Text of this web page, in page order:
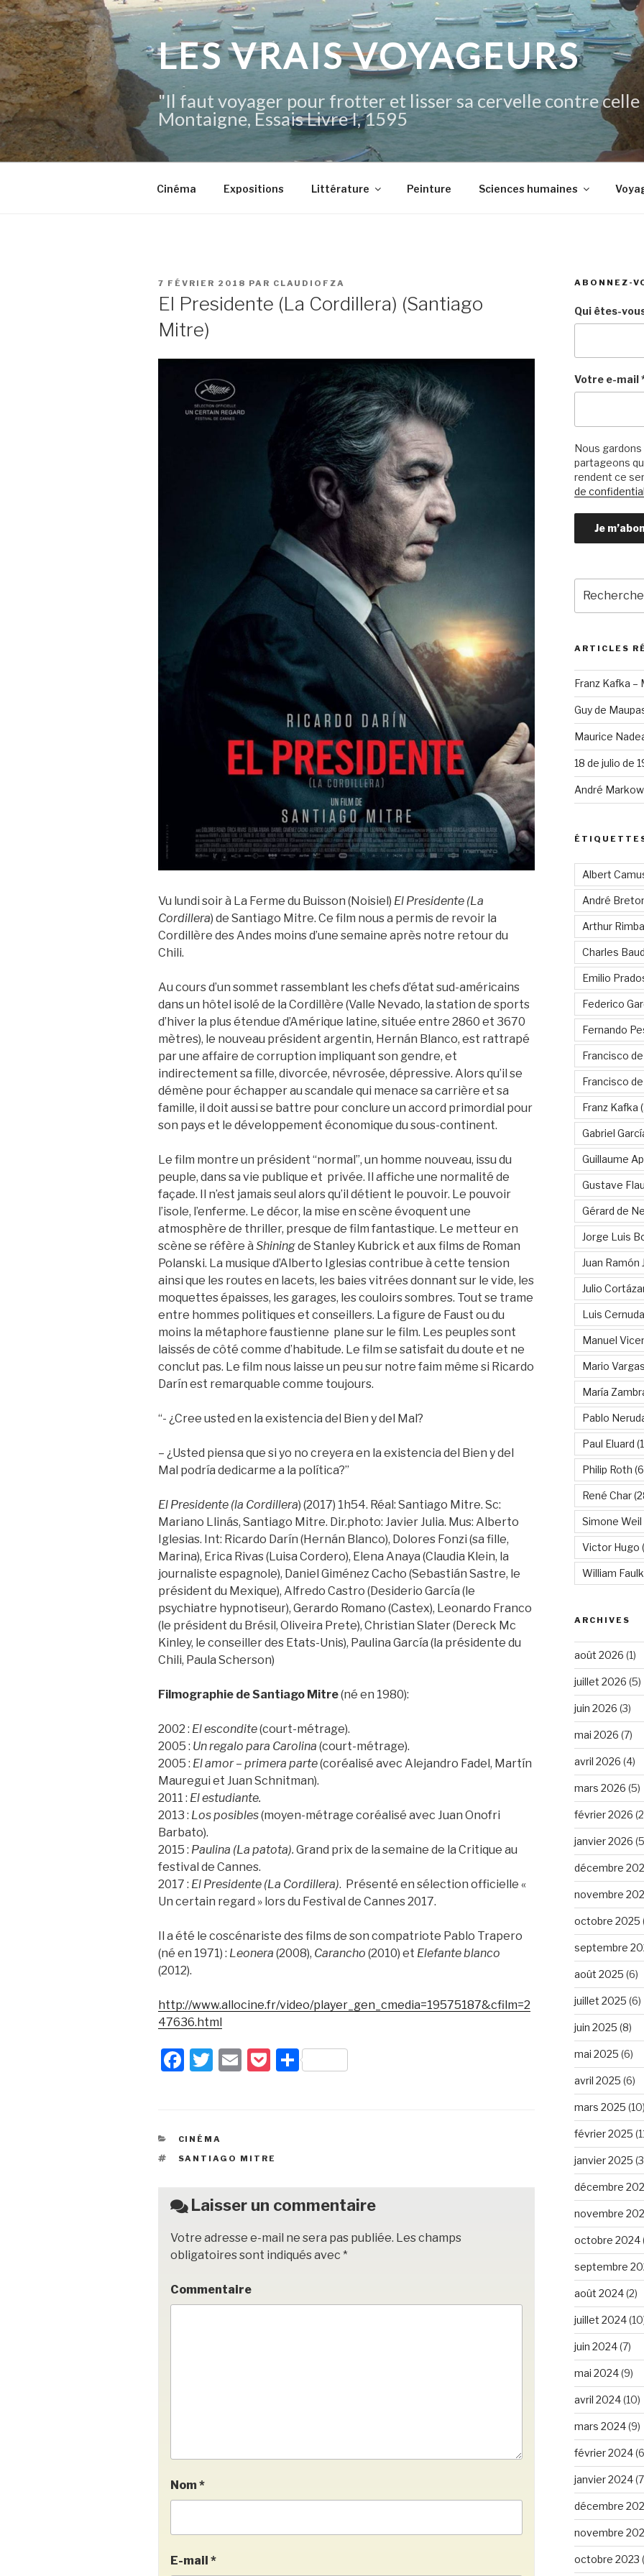
Aller
au
contenu
principal
LES VRAIS VOYAGEURS
"Il faut voyager pour frotter et lisser sa cervelle contre
Montaigne, Essais Livre I, 1595
Cinéma Expositions Littérature Peinture Sciences humaines
PUBLIÉ
7 FÉVRIER 2018 PAR CLAUDIOFZA
El Presidente (La Cordillera) (Santiago
Mitre)
Vu lundi soir à La Ferme du Buisson (Noisiel) El Presidente (La
Cordillera) de Santiago Mitre. Ce film nous a permis de revoir la
Cordillère des Andes moins d’une semaine après notre retour du
Chili.
Au cours d’un sommet rassemblant les chefs d’état sud-américains
dans un hôtel isolé de la Cordillère (Valle Nevado, la station de sports
d’hiver la plus étendue d’Amérique latine, située entre 2860 et 3670
mètres), le nouveau président argentin, Hernán Blanco, est rattrapé
par une affaire de corruption impliquant son gendre, et
indirectement sa fille, divorcée, névrosée, dépressive. Alors qu’il se
démène pour échapper au scandale qui menace sa carrière et sa
famille, il doit aussi se battre pour conclure un accord primordial pour
son pays et le développement économique du sous-continent.
Le film montre un président “normal”, un homme nouveau, issu du
peuple, dans sa vie publique et privée. Il affiche une normalité de
façade. Il n’est jamais seul alors qu’il détient le pouvoir. Le pouvoir
l’isole, l’enferme. Le décor, la mise en scène évoquent une
atmosphère de thriller, presque de film fantastique. Le metteur en
scène se réfère à Shiningde Stanley Kubrick et aux films de Roman
Polanski. La musique d’Alberto Iglesias contribue à cette tension
ainsi que les routes en lacets, les baies vitrées donnant sur le vide, les
moquettes épaisses, les garages, les couloirs sombres. Tout se trame
entre hommes politiques et conseillers. La figure de Faust ou du
moins la métaphore faustienne plane sur le film. Les peuples sont
laissés de côté comme d’habitude. Le film se satisfait du doute et ne
conclut pas. Le film nous laisse un peu sur notre faim même si Ricardo
Darín est remarquable comme toujours.
“- ¿Cree usted en la existencia del Bien y del Mal?
– ¿Usted piensa que si yo no creyera en la existencia del Bien y del
Mal podría dedicarme a la política?”
El Presidente (la Cordillera) (2017) 1h54. Réal: Santiago Mitre. Sc:
Mariano Llinás, Santiago Mitre. Dir.photo: Javier Julia. Mus: Alberto
Iglesias. Int: Ricardo Darín (Hernán Blanco), Dolores Fonzi (sa fille,
Marina), Erica Rivas (Luisa Cordero), Elena Anaya (Claudia Klein, la
journaliste espagnole), Daniel Giménez Cacho (Sebastián Sastre, le
président du Mexique), Alfredo Castro (Desiderio García (le
psychiatre hypnotiseur), Gerardo Romano (Castex), Leonardo Franco
(le président du Brésil, Oliveira Prete), Christian Slater (Dereck Mc
Kinley, le conseiller des Etats-Unis), Paulina García (la présidente du
Chili, Paula Scherson)
Filmographie de Santiago Mitre(né en 1980):
2002 : El escondite(court-métrage).
2005 : Un regalo para Carolina (court-métrage).
2005 : El amor – primera parte(coréalisé avec Alejandro Fadel, Martín
Mauregui et Juan Schnitman).
2011 : El estudiante.
2013 : Los posibles(moyen-métrage coréalisé avec Juan Onofri
Barbato).
2015 : Paulina (La patota). Grand prix de la semaine de la Critique au
festival de Cannes.
2017 : El Presidente (La Cordillera). Présenté en sélection officielle «
Un certain regard » lors du Festival de Cannes 2017.
Il a été le coscénariste des films de son compatriote Pablo Trapero
(né en 1971) : Leonera (2008), Carancho (2010) et Elefante blanco
(2012).
http://www.allocine.fr/video/player_gen_cmedia=19575187&cfilm=2
47636.html
F
e
b
o
k
T
er
E
P
et
P
CATÉGORIES
CINÉMA
ÉTIQUETTES
SANTIAGO MITRE
Laisser un commentaire
Votre adresse e-mail ne sera pas publiée. Les champs
obligatoires sont indiqués avec *
Commentaire
Nom*
E-mail *
ABONNEZ-
Qui êtes-
Votre e-mail
Nous
partageons
rendent ce
de
pour
:
ARTICLES
Franz Kafka –
Guy de
Maurice
18 de julio de
André
Albert
André
Arthur
Charles
Emilio
Federico
Fernando
Francisco
Francisco
Franz Kafka
Gabriel
Guillaume
Gustave
Gérard de
Jorge Luis
Juan Ramón
Julio
Luis Cernuda
Manuel
Mario
María
Pablo
Paul Eluard
Philip Roth
René Char
Simone Weil
Victor Hugo
William
ARCHIVES
août 2026 (1)
juillet 2026 (5)
juin 2026 (3)
mai 2026 (7)
avril 2026 (4)
mars 2026 (5)
février 2026
janvier 2026
décembre
novembre
octobre 2025
septembre
août 2025 (6)
juillet 2025 (6)
juin 2025 (8)
mai 2025 (6)
avril 2025 (6)
mars 2025 (10)
février 2025
janvier 2025
décembre
novembre
octobre 2024
septembre
août 2024(2)
juillet 2024
juin 2024(7)
mai 2024(9)
avril 2024(10)
mars 2024(9)
février 2024
janvier 2024
décembre
novembre
octobre 2023